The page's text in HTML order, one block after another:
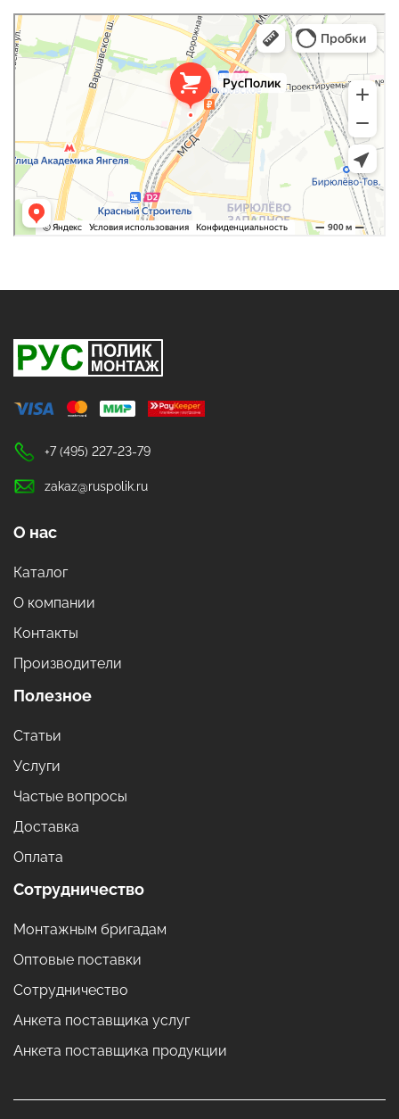
РусПолик
Оргстекло, поликарбонат в Москве
Строительные и отделочные работы в Москве
+7 (495) 227-23-79
zakaz@ruspolik.ru
О нас
Каталог
О компании
Контакты
Производители
Полезное
Статьи
Услуги
Частые вопросы
Доставка
Оплата
Сотрудничество
Монтажным бригадам
Оптовые поставки
Сотрудничество
Анкета поставщика услуг
Анкета поставщика продукции